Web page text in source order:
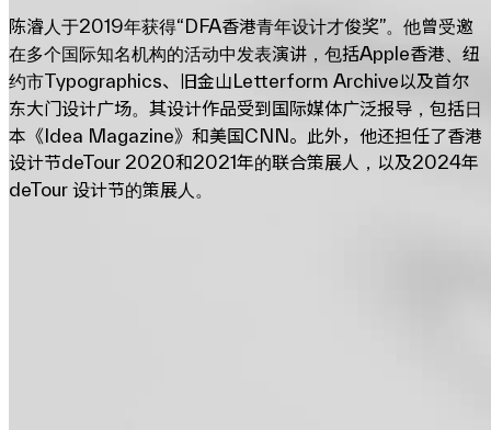
陈濬人于2019年获得“DFA香港青年设计才俊奖”。他曾受邀
在多个国际知名机构的活动中发表演讲，包括Apple香港、纽
约市Typographics、旧金山Letterform Archive以及首尔
东大门设计广场。其设计作品受到国际媒体广泛报导，包括日
本《Idea Magazine》和美国CNN。此外，他还担任了香港
设计节deTour 2020和2021年的联合策展人，以及2024年
deTour 设计节的策展人。